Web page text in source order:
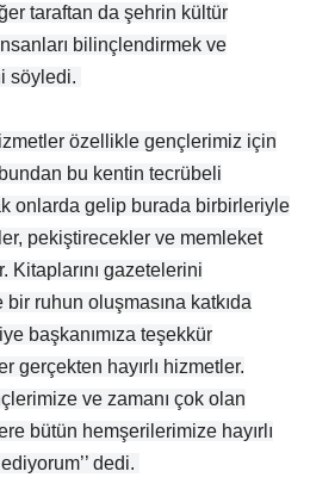
taraftan da şehrin kültür
bilinçlendirmek ve
söyledi.
özellikle gençlerimiz için
bu kentin tecrübeli
onlarda gelip burada birbirleriyle
pekiştirecekler ve memleket
Kitaplarını gazetelerini
ruhun oluşmasına katkıda
başkanımıza teşekkür
gerçekten hayırlı hizmetler.
ve zamanı çok olan
bütün hemşerilerimize hayırlı
dedi.